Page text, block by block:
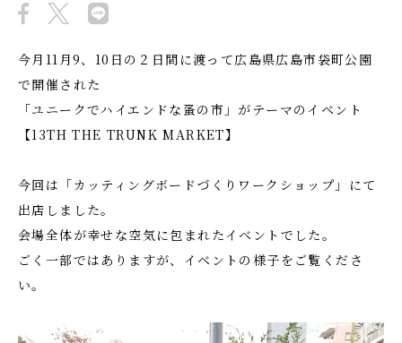
今月11月9、10日の２日間に渡って広島県広島市袋町公園
で開催された
「ユニークでハイエンドな蚤の市」がテーマのイベント
【13TH THE TRUNK MARKET】
今回は「カッティングボードづくりワークショップ」にて
出店しました。
会場全体が幸せな空気に包まれたイベントでした。
ごく一部ではありますが、イベントの様子をご覧くださ
い。